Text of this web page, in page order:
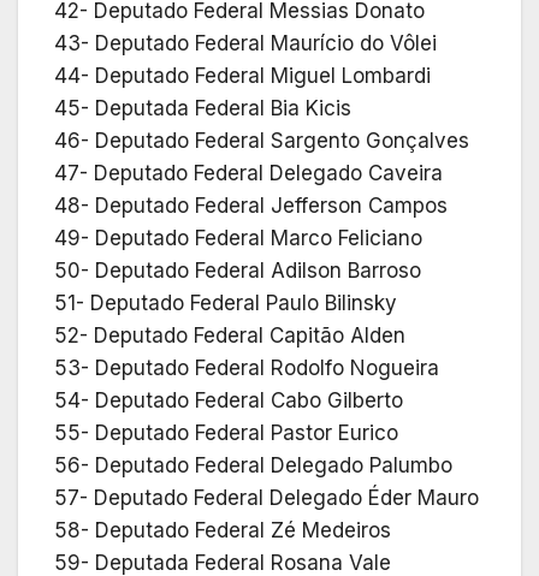
42- Deputado Federal Messias Donato
43- Deputado Federal Maurício do Vôlei
44- Deputado Federal Miguel Lombardi
45- Deputada Federal Bia Kicis
46- Deputado Federal Sargento Gonçalves
47- Deputado Federal Delegado Caveira
48- Deputado Federal Jefferson Campos
49- Deputado Federal Marco Feliciano
50- Deputado Federal Adilson Barroso
51- Deputado Federal Paulo Bilinsky
52- Deputado Federal Capitão Alden
53- Deputado Federal Rodolfo Nogueira
54- Deputado Federal Cabo Gilberto
55- Deputado Federal Pastor Eurico
56- Deputado Federal Delegado Palumbo
57- Deputado Federal Delegado Éder Mauro
58- Deputado Federal Zé Medeiros
59- Deputada Federal Rosana Vale